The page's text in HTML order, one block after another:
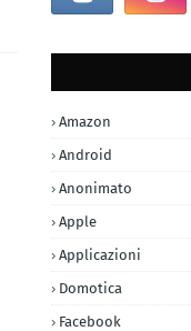
Amazon
Android
Anonimato
Apple
Applicazioni
Domotica
Facebook